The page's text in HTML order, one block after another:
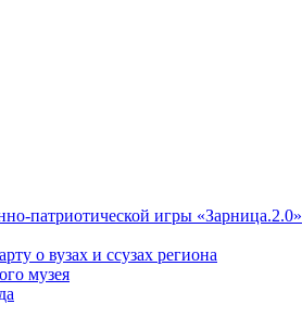
патриотической игры «Зарница.2.0»
о вузах и ссузах региона
музея